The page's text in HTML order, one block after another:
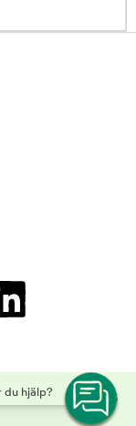
du hjälp?
- Copyright © 2026